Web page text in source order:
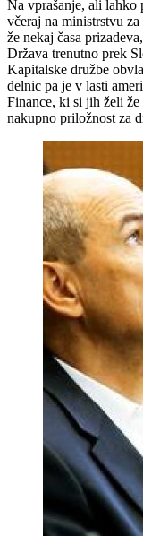
Na vprašanje, ali
včeraj na ministrstvu
že nekaj časa
Država trenutno prek
Kapitalske družbe
delnic pa je v lasti
Finance, ki si jih želi
nakupno priložnost za